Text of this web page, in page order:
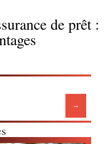
de prêt :